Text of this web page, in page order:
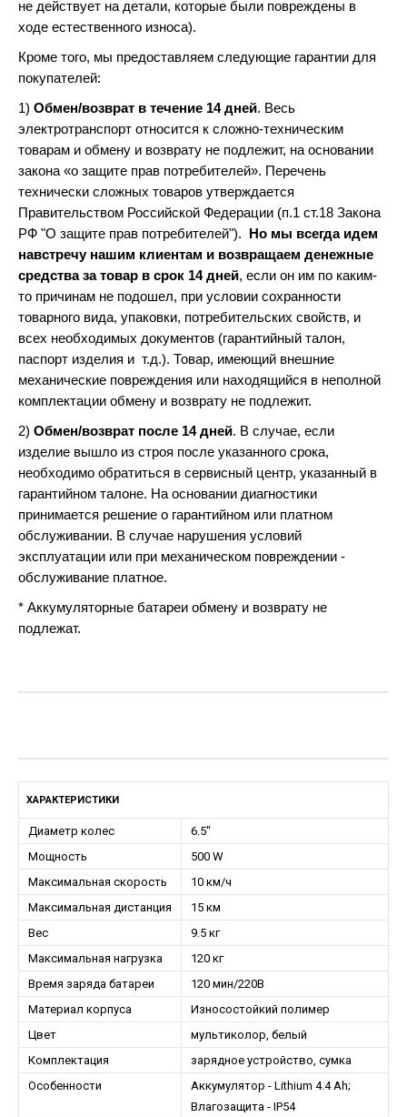
не действует на детали, которые были повреждены в
ходе естественного износа).
Кроме того, мы предоставляем следующие гарантии для
покупателей:
1) Обмен/возврат в течение 14 дней. Весь
электротранспорт относится к сложно-техническим
товарам и обмену и возврату не подлежит, на основании
закона «о защите прав потребителей». Перечень
технически сложных товаров утверждается
Правительством Российской Федерации (п.1 ст.18 Закона
РФ "О защите прав потребителей").
Но мы всегда идем
навстречу нашим клиентам и возвращаем денежные
средства за товар в срок 14 дней, если он им по каким-
то причинам не подошел, при условии сохранности
товарного вида, упаковки, потребительских свойств, и
всех необходимых документов (гарантийный талон,
паспорт изделия и т.д.). Товар, имеющий внешние
механические повреждения или находящийся в неполной
комплектации обмену и возврату не подлежит.
2) Обмен/возврат после 14 дней. В случае, если
изделие вышло из строя после указанного срока,
необходимо обратиться в сервисный центр, указанный в
гарантийном талоне. На основании диагностики
принимается решение о гарантийном или платном
обслуживании. В случае нарушения условий
эксплуатации или при механическом повреждении -
обслуживание платное.
* Аккумуляторные батареи обмену и возврату не
подлежат.
ХАРАКТЕРИСТИКИ
Диаметр колес
6.5"
Мощность
500 W
Максимальная скорость
10 км/ч
Максимальная дистанция
15 км
Вес
9.5 кг
Максимальная нагрузка
120 кг
Время заряда батареи
120 мин/220В
Материал корпуса
Износостойкий полимер
Цвет
мультиколор, белый
Комплектация
зарядное устройство, сумка
Особенности
Аккумулятор - Lithium 4.4 Ah;
Влагозащита - IP54